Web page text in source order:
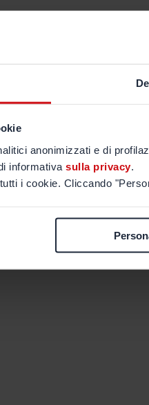
anonimizzati e di
informativa sulla privacy.
i cookie. Cliccando